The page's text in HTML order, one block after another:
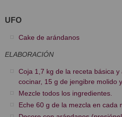
UFO
Cake de arándanos
ELABORACIÓN
Coja 1,7 kg de la receta básica
cocinar, 15 g de jengibre molido
Mezcle todos los ingredientes.
Eche 60 g de la mezcla en cada